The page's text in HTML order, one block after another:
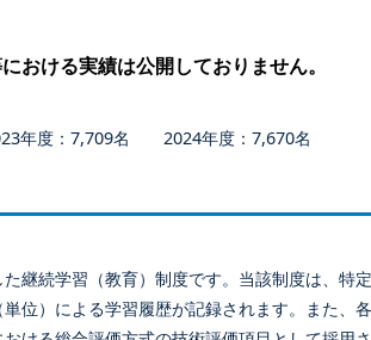
おける実績は公開しておりません。
度：7,709名 2024年度：7,670名
継続学習（教育）制度です。当該制度は、特
）による学習履歴が記録されます。また、